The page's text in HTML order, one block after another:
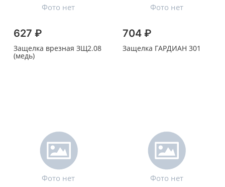
627 ₽
Защелка врезная ЗЩ2.08
(медь)
704 ₽
Защелка ГАРДИАН 301